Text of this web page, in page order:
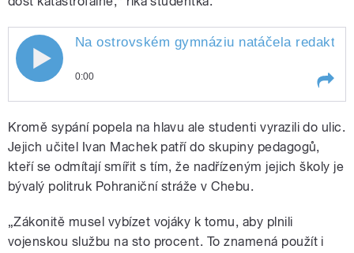
Na ostrovském gymnáziu natáčela
0:00
natáčela redaktorka Andrea
Kromě sypání popela na hlavu ale studenti vyrazili do ulic.
Jejich učitel Ivan Machek patří do skupiny pedagogů,
kteří se odmítají smířit s tím, že nadřízeným jejich školy je
bývalý politruk Pohraniční stráže v Chebu.
„Zákonitě musel vybízet vojáky k tomu, aby plnili
vojenskou službu na sto procent. To znamená použít i